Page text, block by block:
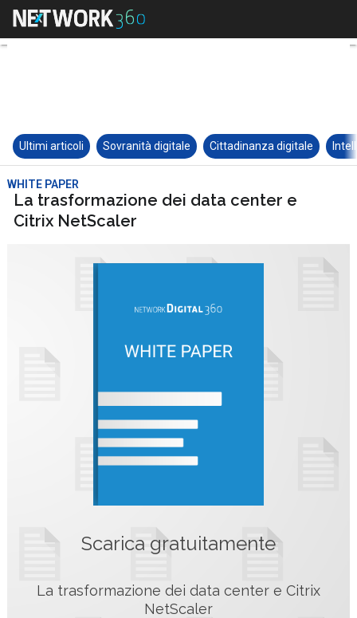
Ultimi articoli Sovranità digitale Cittadinanza digitale
WHITE PAPER
La trasformazione dei data center e
Citrix NetScaler
Scarica gratuitamente
La trasformazione dei data center e Citrix
NetScaler